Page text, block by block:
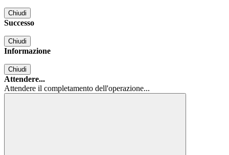
Chiudi
Successo
Chiudi
Informazione
Chiudi
Attendere...
Attendere il completamento dell'operazione...